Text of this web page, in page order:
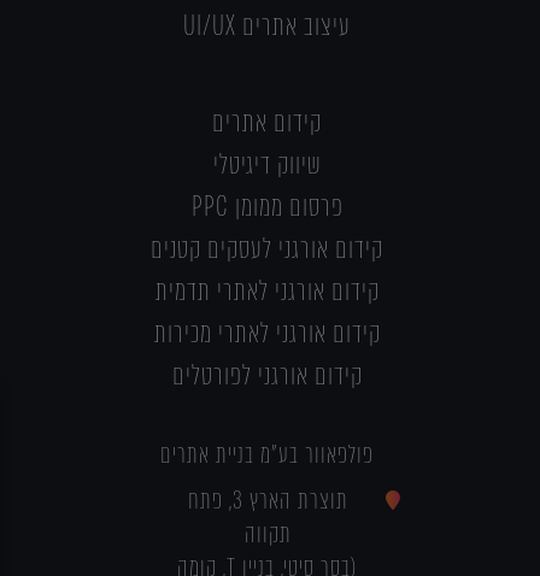
עיצוב אתרים UI/UX
קידום אתרים
שיווק דיגיטלי
פרסום ממומן PPC
קידום אורגני לעסקים קטנים
קידום אורגני לאתרי תדמית
קידום אורגני לאתרי מכירות
קידום אורגני לפורטלים
פולפאוור בע"מ בניית אתרים
תוצרת הארץ 3, פתח
תקווה
(בסר סיטי, בניין T, קומה